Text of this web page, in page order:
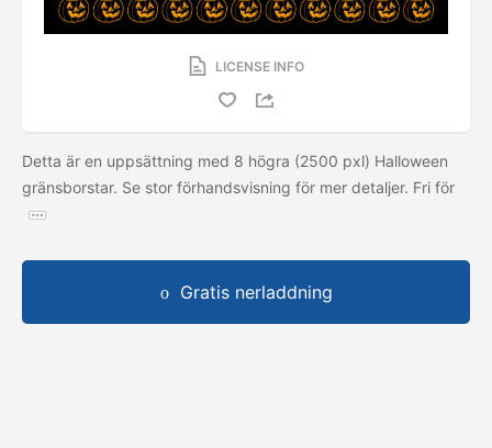
LICENSE INFO
Detta är en uppsättning med 8 högra (2500 pxl) Halloween
gränsborstar. Se stor förhandsvisning för mer detaljer. Fri för
Gratis nerladdning